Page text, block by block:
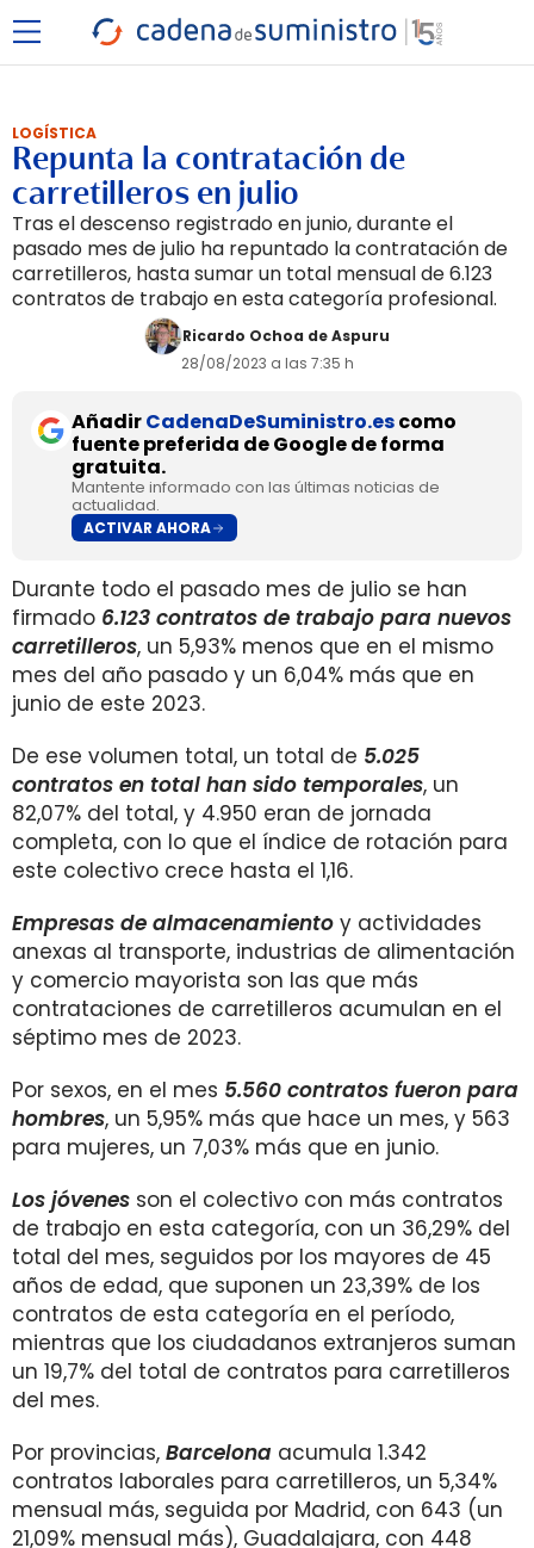
LOGÍSTICA
Repunta la contratación de
carretilleros en julio
Tras el descenso registrado en junio, durante el
pasado mes de julio ha repuntado la contratación de
carretilleros, hasta sumar un total mensual de 6.123
contratos de trabajo en esta categoría profesional.
Ricardo Ochoa de Aspuru
28/08/2023 a las 7:35 h
AñadirCadenaDeSuministro.escomo
fuente preferida de Google de forma
gratuita.
Mantente informado con las últimas noticias de
actualidad.
ACTIVAR AHORA
Durante todo el pasado mes de julio se han
firmado 6.123 contratos de trabajo para nuevos
carretilleros, un 5,93% menos que en el mismo
mes del año pasado y un 6,04% más que en
junio de este 2023.
De ese volumen total, un total de 5.025
contratos en total han sido temporales, un
82,07% del total, y 4.950 eran de jornada
completa, con lo que el índice de rotación para
este colectivo crece hasta el 1,16.
Empresas de almacenamiento y actividades
anexas al transporte, industrias de alimentación
y comercio mayorista son las que más
contrataciones de carretilleros acumulan en el
séptimo mes de 2023.
Por sexos, en el mes 5.560 contratos fueron para
hombres, un 5,95% más que hace un mes, y 563
para mujeres, un 7,03% más que en junio.
Los jóvenes son el colectivo con más contratos
de trabajo en esta categoría, con un 36,29% del
total del mes, seguidos por los mayores de 45
años de edad, que suponen un 23,39% de los
contratos de esta categoría en el período,
mientras que los ciudadanos extranjeros suman
un 19,7% del total de contratos para carretilleros
del mes.
Por provincias, Barcelona acumula 1.342
contratos laborales para carretilleros, un 5,34%
mensual más, seguida por Madrid, con 643 (un
21,09% mensual más), Guadalajara, con 448